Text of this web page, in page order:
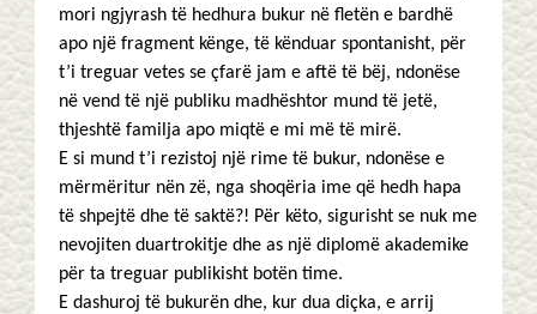
mori ngjyrash të hedhura bukur në fletën e bardhë
apo një fragment kënge, të kënduar spontanisht, për
t’i treguar vetes se çfarë jam e aftë të bëj, ndonëse
në vend të një publiku madhështor mund të jetë,
thjeshtë familja apo miqtë e mi më të mirë.
E si mund t’i rezistoj një rime të bukur, ndonëse e
mërmëritur nën zë, nga shoqëria ime që hedh hapa
të shpejtë dhe të saktë?! Për këto, sigurisht se nuk me
nevojiten duartrokitje dhe as një diplomë akademike
për ta treguar publikisht botën time.
E dashuroj të bukurën dhe, kur dua diçka, e arrij